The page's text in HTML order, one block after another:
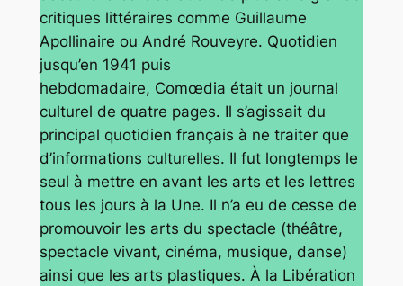
critiques littéraires comme Guillaume
Apollinaire ou André Rouveyre. Quotidien
jusqu’en 1941 puis
hebdomadaire, Comœdia était un journal
culturel de quatre pages. Il s’agissait du
principal quotidien français à ne traiter que
d’informations culturelles. Il fut longtemps le
seul à mettre en avant les arts et les lettres
tous les jours à la Une. Il n’a eu de cesse de
promouvoir les arts du spectacle (théâtre,
spectacle vivant, cinéma, musique, danse)
ainsi que les arts plastiques. À la Libération